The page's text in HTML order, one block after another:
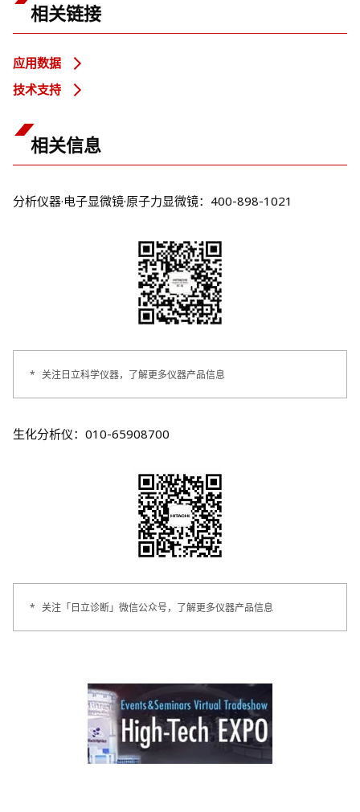
相关链接
应用数据
技术支持
相关信息
分析仪器·电子显微镜·原子力显微镜：400-898-1021
* 关注日立科学仪器，了解更多仪器产品信息
生化分析仪：010-65908700
* 关注「日立诊断」微信公众号，了解更多仪器产品信息